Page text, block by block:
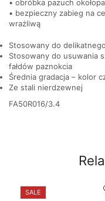
• obróbka pazuch
• bezpieczny zabieg na
wrażliwą
Stosowany do
Stosowany do usuwania
fałdów paznokcia
Średnia gradacja – kolor
Ze stali nierdzewnej
FA50R016/3.4
SALE